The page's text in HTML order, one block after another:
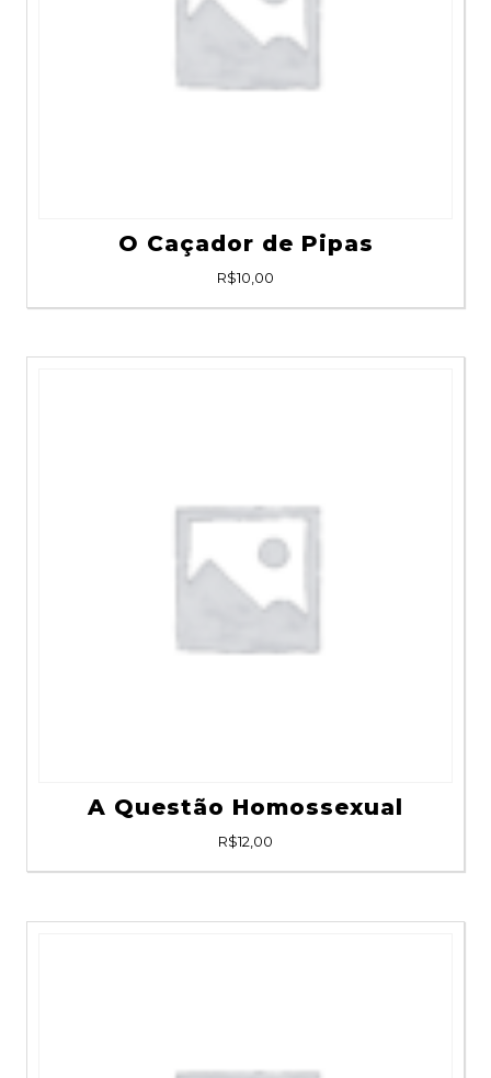
O Caçador de Pipas
R$10,00
A Questão Homossexual
R$12,00